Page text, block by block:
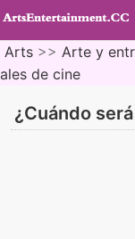
Arts >> Arte y
ales de cine
¿Cuándo